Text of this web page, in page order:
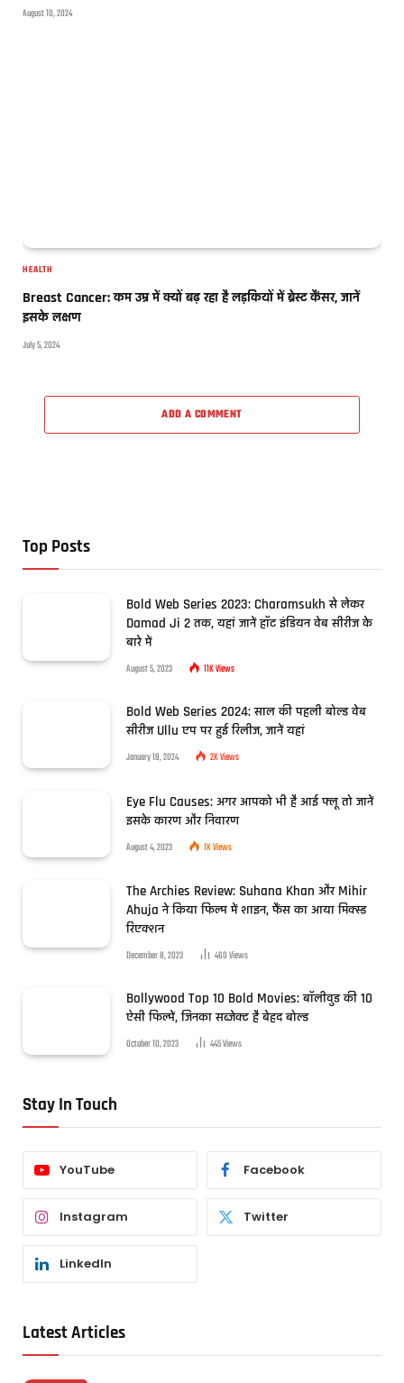
August 10, 2024
HEALTH
Breast Cancer: कम उम्र में क्यों बढ़ रहा है लड़कियों में ब्रेस्ट कैंसर, जानें
इसके लक्षण
July 5, 2024
ADD A COMMENT
Top Posts
Bold Web Series 2023: Charamsukh से लेकर
Damad Ji 2 तक, यहां जानें हॉट इंडियन वेब सीरीज के
बारे में
August 5, 2023 11KViews
Bold Web Series 2024: साल की पहली बोल्ड वेब
सीरीज Ullu एप पर हुई रिलीज, जानें यहां
January 18, 2024 2KViews
Eye Flu Causes: अगर आपको भी है आई फ्लू तो जानें
इसके कारण और निवारण
August 4, 2023 1KViews
The Archies Review: Suhana Khan और Mihir
Ahuja ने किया फिल्म में शाइन, फैंस का आया मिक्स्ड
रिएक्शन
December 8, 2023 460Views
Bollywood Top 10 Bold Movies: बॉलीवुड की 10
ऐसी फिल्में, जिनका सब्जेक्ट है बेहद बोल्ड
October 10, 2023 445Views
Stay In Touch
YouTube Facebook
Instagram Twitter
LinkedIn
Latest Articles